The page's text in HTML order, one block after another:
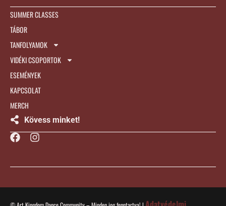
SUMMER CLASSES
TÁBOR
TANFOLYAMOK
VIDÉKI CSOPORTOK
ESEMÉNYEK
KAPCSOLAT
MERCH
Kövess minket!